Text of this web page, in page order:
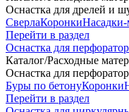
Оснастка для дрелей и
СверлаКоронки
Перейти в раздел
Оснастка для
Каталог/Расходные
Оснастка для
Буры по бетонуКоронки
Перейти в раздел